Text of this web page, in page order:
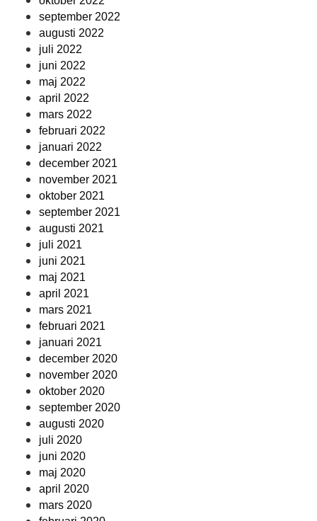
september 2022
augusti 2022
juli 2022
juni 2022
maj 2022
april 2022
mars 2022
februari 2022
januari 2022
december 2021
november 2021
oktober 2021
september 2021
augusti 2021
juli 2021
juni 2021
maj 2021
april 2021
mars 2021
februari 2021
januari 2021
december 2020
november 2020
oktober 2020
september 2020
augusti 2020
juli 2020
juni 2020
maj 2020
april 2020
mars 2020